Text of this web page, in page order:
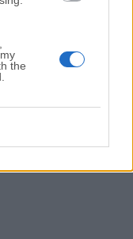
the